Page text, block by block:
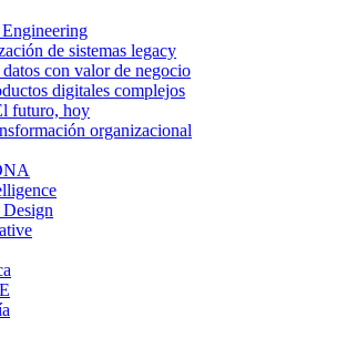
de sistemas legacy
con valor de negocio
digitales complejos
futuro, hoy
organizacional
Design